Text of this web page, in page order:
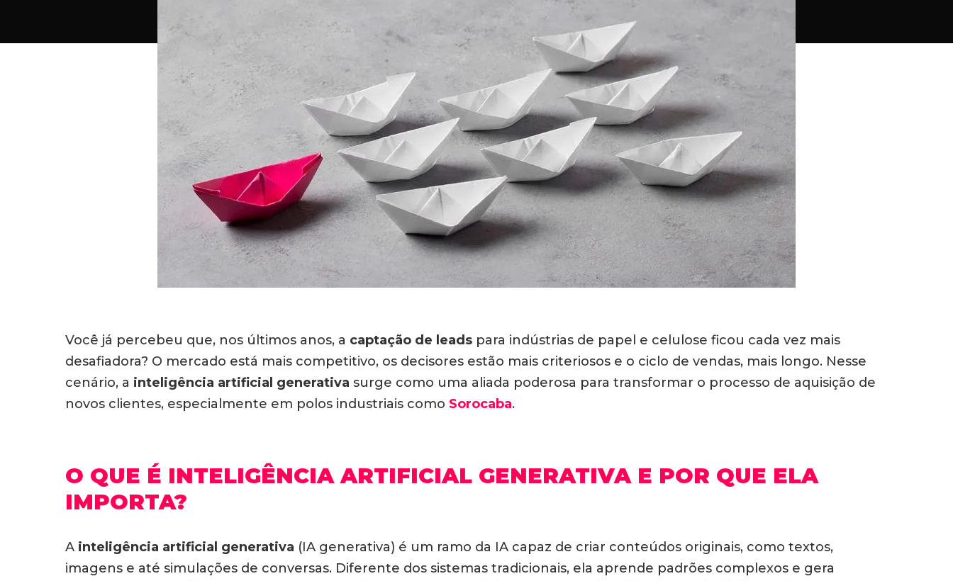
Você já percebeu que, nos últimos anos, a captação de leads para indústrias de papel e celulose ficou cada vez mais
desafiadora? O mercado está mais competitivo, os decisores estão mais criteriosos e o ciclo de vendas, mais longo. Nesse
cenário, a inteligência artificial generativa surge como uma aliada poderosa para transformar o processo de aquisição de
novos clientes, especialmente em polos industriais como Sorocaba.
O QUE É INTELIGÊNCIA ARTIFICIAL GENERATIVA E POR QUE ELA
IMPORTA?
A inteligência artificial generativa (IA generativa) é um ramo da IA capaz de criar conteúdos originais, como textos,
imagens e até simulações de conversas. Diferente dos sistemas tradicionais, ela aprende padrões complexos e gera